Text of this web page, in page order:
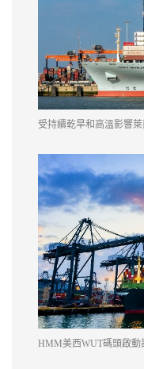
受持續乾旱和高溫影響
HMM美西WUT碼頭啟